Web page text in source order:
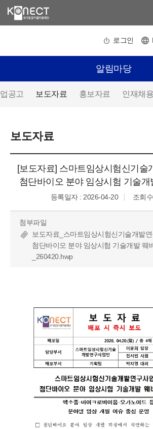
로그인
알림마당
공고 보도자료 홍보자료 인재채용
보도자료
[보도자료] 스마트임상시험신기술
첨단바이오 분야 임상시험 기술개
등록일자 : 2026-04-20 조회
첨부파일
보도자료_스마트임상시험신기술개발
첨단바이오 분야 임상시험 기술개발 웨
_260420.hwp